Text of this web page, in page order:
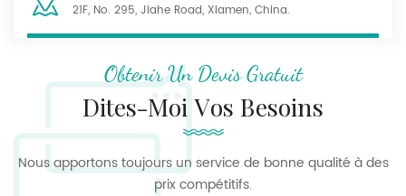
21F, No. 295, Jiahe Road, Xiamen, China.
Obtenir Un Devis Gratuit
Dites-Moi Vos Besoins
Nous apportons toujours un service de bonne qualité à des
prix compétitifs.